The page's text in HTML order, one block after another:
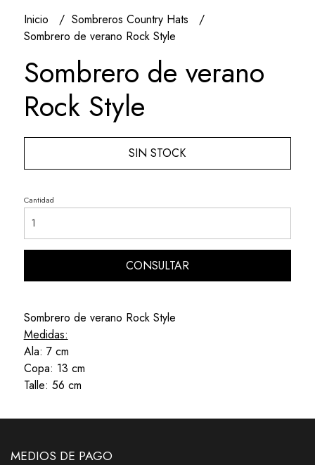
Inicio
Sombreros Country Hats
Sombrero de verano Rock Style
Sombrero de verano
Rock Style
SIN STOCK
Cantidad
CONSULTAR
Sombrero de verano Rock Style
Medidas:
Ala: 7 cm
Copa: 13 cm
Talle: 56 cm
MEDIOS DE PAGO